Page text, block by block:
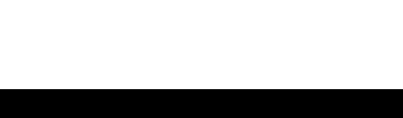
・ 1%未満（100Hz - 22kHz）